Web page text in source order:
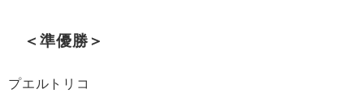
＜準優勝＞
プエルトリコ